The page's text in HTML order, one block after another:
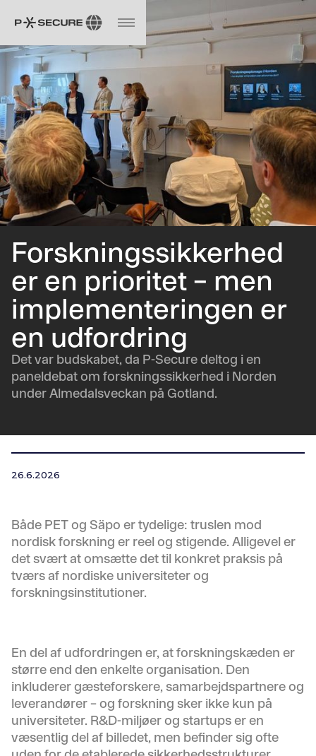
Forskningssikkerhed
er en prioritet – men
implementeringen er
en udfordring
Det var budskabet, da P-Secure deltog i en
paneldebat om forskningssikkerhed i Norden
under Almedalsveckan på Gotland.
26.6.2026
Både PET og Säpo er tydelige: truslen mod
nordisk forskning er reel og stigende. Alligevel er
det svært at omsætte det til konkret praksis på
tværs af nordiske universiteter og
forskningsinstitutioner.
En del af udfordringen er, at forskningskæden er
større end den enkelte organisation. Den
inkluderer gæsteforskere, samarbejdspartnere og
leverandører – og forskning sker ikke kun på
universiteter. R&D-miljøer og startups er en
væsentlig del af billedet, men befinder sig ofte